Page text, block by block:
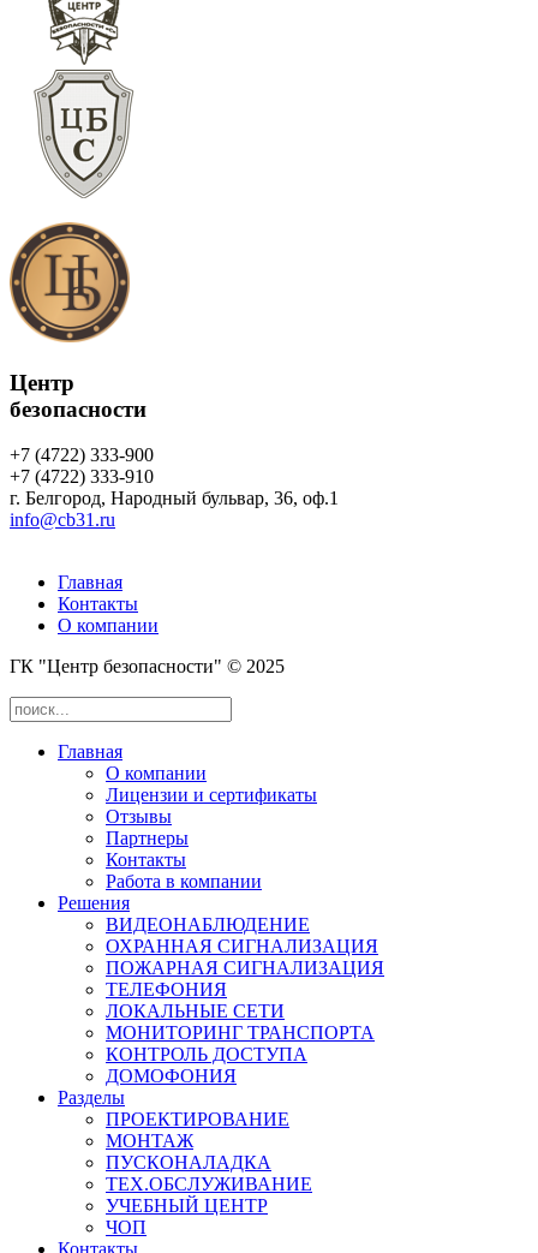
Центр
безопасности
+7 (4722) 333-900
+7 (4722) 333-910
г. Белгород, Народный бульвар, 36, оф.1
info@cb31.ru
Главная
Контакты
О компании
ГК "Центр безопасности" © 2025
Главная
О компании
Лицензии и сертификаты
Отзывы
Партнеры
Контакты
Работа в компании
Решения
ВИДЕОНАБЛЮДЕНИЕ
ОХРАННАЯ СИГНАЛИЗАЦИЯ
ПОЖАРНАЯ СИГНАЛИЗАЦИЯ
ТЕЛЕФОНИЯ
ЛОКАЛЬНЫЕ СЕТИ
МОНИТОРИНГ ТРАНСПОРТА
КОНТРОЛЬ ДОСТУПА
ДОМОФОНИЯ
Разделы
ПРОЕКТИРОВАНИЕ
МОНТАЖ
ПУСКОНАЛАДКА
ТЕХ.ОБСЛУЖИВАНИЕ
УЧЕБНЫЙ ЦЕНТР
ЧОП